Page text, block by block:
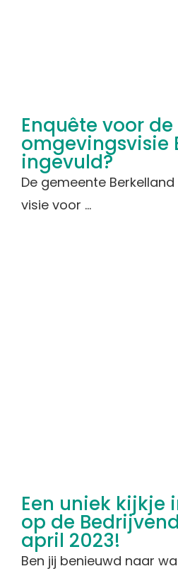
Enquête voor de
omgevingsvisie
ingevuld?
De gemeente
visie voor ...
Een uniek kijkje
op de
april 2023!
Ben jij benieuwd naar